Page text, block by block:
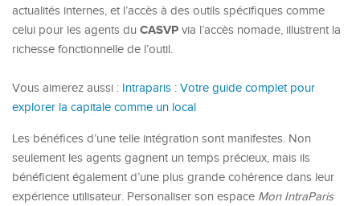
actualités internes, et l’accès à des outils spécifiques comme
celui pour les agents du CASVP via l’accès nomade, illustrent la
richesse fonctionnelle de l’outil.
Vous aimerez aussi : Intraparis : Votre guide complet pour
explorer la capitale comme un local
Les bénéfices d’une telle intégration sont manifestes. Non
seulement les agents gagnent un temps précieux, mais ils
bénéficient également d’une plus grande cohérence dans leur
expérience utilisateur. Personaliser son espace Mon IntraParis